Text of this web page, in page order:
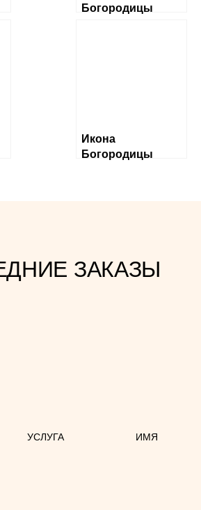
Богородицы
Икона
Богородицы
ЗАКАЗЫ
УСЛУГА ИМЯ